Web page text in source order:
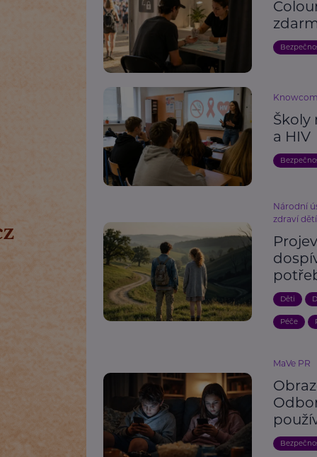
Školy
a HIV
Národní
zdraví
Děti
Péče
MaVe PR